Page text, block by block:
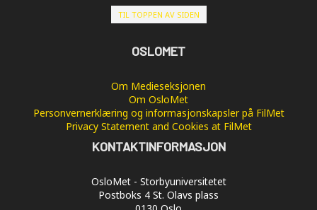
TIL TOPPEN AV SIDEN
OSLOMET
Om Medieseksjonen
Om OsloMet
Personvernerklæring og informasjonskapsler på FilMet
Privacy Statement and Cookies at FilMet
KONTAKTINFORMASJON
OsloMet - Storbyuniversitetet
Postboks 4 St. Olavs plass